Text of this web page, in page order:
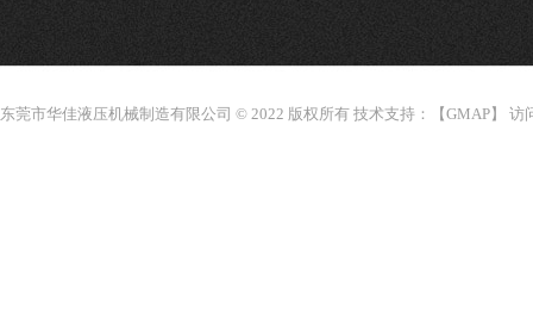
东莞市华佳液压机械制造有限公司 © 2022 版权所有 技术支持：【GMAP】 访